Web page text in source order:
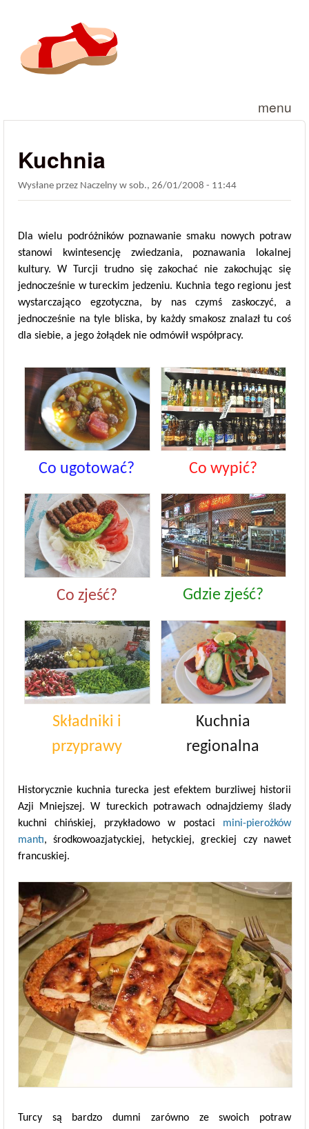
menu
Kuchnia
Wysłane przez Naczelny w sob., 26/01/2008 - 11:44
Dla wielu podróżników poznawanie smaku nowych potraw
stanowi kwintesencję zwiedzania, poznawania lokalnej
kultury. W Turcji trudno się zakochać nie zakochując się
jednocześnie w tureckim jedzeniu. Kuchnia tego regionu jest
wystarczająco egzotyczna, by nas czymś zaskoczyć, a
jednocześnie na tyle bliska, by każdy smakosz znalazł tu coś
dla siebie, a jego żołądek nie odmówił współpracy.
Co ugotować? Co wypić?
Co zjeść? Gdzie zjeść?
Składniki i
przyprawy
Kuchnia
regionalna
Historycznie kuchnia turecka jest efektem burzliwej historii
Azji Mniejszej. W tureckich potrawach odnajdziemy ślady
kuchni chińskiej, przykładowo w postaci mini-pierożków
mantı, środkowoazjatyckiej, hetyckiej, greckiej czy nawet
francuskiej.
Turcy są bardzo dumni zarówno ze swoich potraw